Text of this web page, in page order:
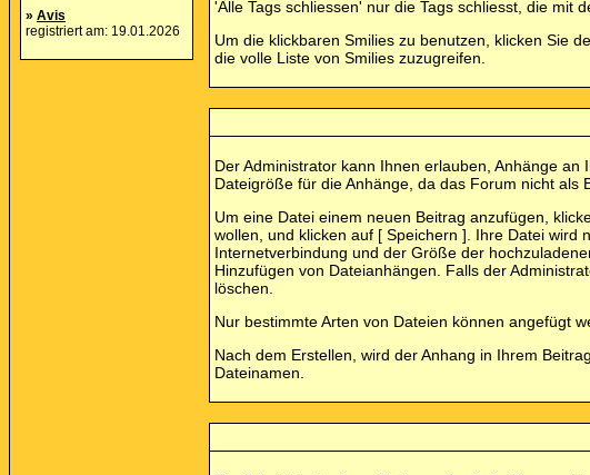
» Avis
registriert am: 19.01.2026
'Alle Tags schliessen' nur die Tags schliesst, die mit
Um die klickbaren Smilies zu benutzen, klicken Sie
die volle Liste von Smilies zuzugreifen.
Der Administrator kann Ihnen erlauben, Anhänge
Dateigröße für die Anhänge, da das Forum nicht als
Um eine Datei einem neuen Beitrag anzufügen,
wollen, und klicken auf [ Speichern ]. Ihre Datei
Internetverbindung und der Größe der
Hinzufügen von Dateianhängen. Falls der
löschen.
Nur bestimmte Arten von Dateien können angefügt
Nach dem Erstellen, wird der Anhang in Ihrem
Dateinamen.